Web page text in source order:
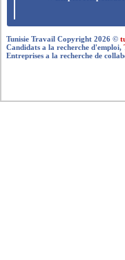
Tunisie Travail Copyright 2026 ©
Candidats a la recherche d'emploi,
Entreprises a la recherche de